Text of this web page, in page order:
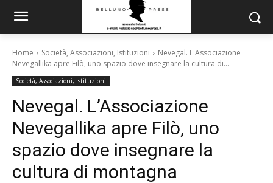
Home Società, Associazioni, Istituzioni
Nevegal. L'Associazione
Nevegallika apre Filò, uno spazio dove insegnare la cultura di...
Società, Associazioni, Istituzioni
Nevegal. L’Associazione
Nevegallika apre Filò, uno
spazio dove insegnare la
cultura di montagna